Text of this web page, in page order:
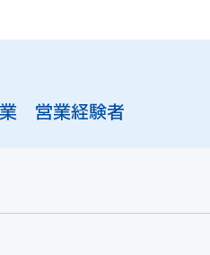
業 営業経験者